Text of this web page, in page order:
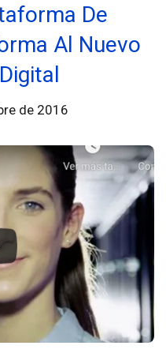
De
Al Nuevo
de 2016